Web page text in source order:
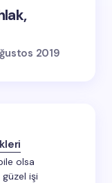
2019
olsa
güzel işi